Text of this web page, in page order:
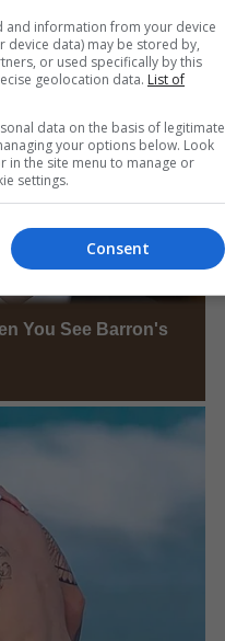
and information from your device
device data) may be stored by,
or used specifically by this
geolocation data. List of
data on the basis of legitimate
your options below. Look
in the site menu to manage or
settings.
Consent